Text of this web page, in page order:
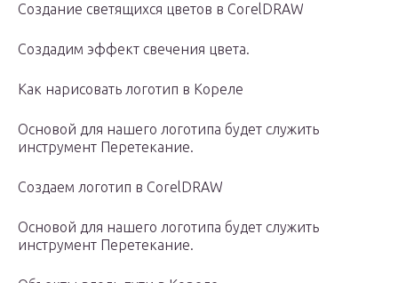
Создание светящихся цветов в CorelDRAW
Создадим эффект свечения цвета.
Как нарисовать логотип в Кореле
Основой для нашего логотипа будет служить
инструмент Перетекание.
Создаем логотип в CorelDRAW
Основой для нашего логотипа будет служить
инструмент Перетекание.